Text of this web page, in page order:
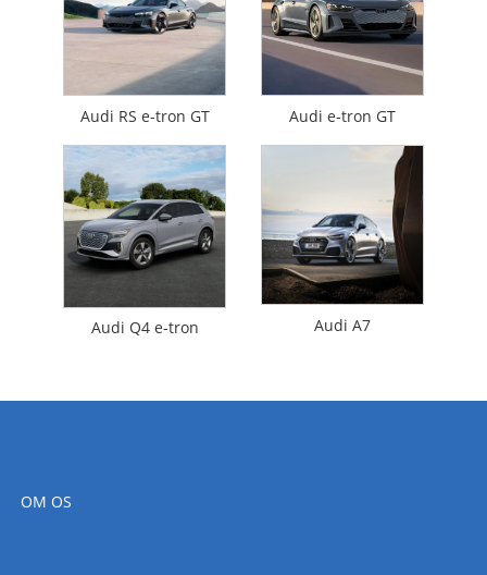
Audi RS e-tron GT Audi e-tron GT
Audi Q4 e-tron Audi A7
OM OS